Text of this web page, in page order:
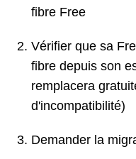
fibre Free
Vérifier que sa
fibre depuis son
remplacera
d'incompatibilité)
Demander la